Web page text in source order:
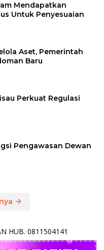
Mendapatkan
Untuk Penyesuaian
Aset, Pemerintah
Baru
Perkuat Regulasi
Pengawasan Dewan